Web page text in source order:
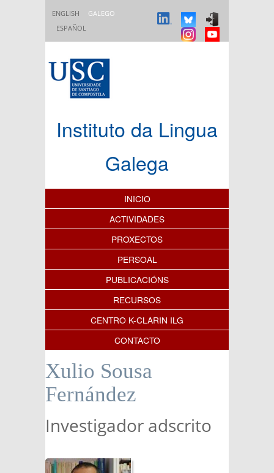
ENGLISH
GALEGO
ESPAÑOL
Instituto da Lingua
Galega
Índice de contidos
INICIO
ACTIVIDADES
PROXECTOS
PERSOAL
PUBLICACIÓNS
RECURSOS
CENTRO K-CLARIN ILG
CONTACTO
Xulio Sousa
Fernández
Investigador adscrito